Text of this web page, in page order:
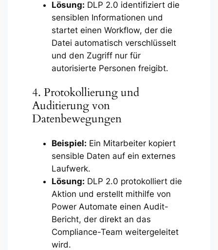
Lösung: DLP 2.0 identifiziert die
sensiblen Informationen und
startet einen Workflow, der die
Datei automatisch verschlüsselt
und den Zugriff nur für
autorisierte Personen freigibt.
4. Protokollierung und
Auditierung von
Datenbewegungen
Beispiel: Ein Mitarbeiter kopiert
sensible Daten auf ein externes
Laufwerk.
Lösung: DLP 2.0 protokolliert die
Aktion und erstellt mithilfe von
Power Automate einen Audit-
Bericht, der direkt an das
Compliance-Team weitergeleitet
wird.